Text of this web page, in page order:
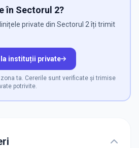
în Sectorul 2?
private din Sectorul 2 îți trimit
instituții private
ta. Cererile sunt verificate și trimise
potrivite.